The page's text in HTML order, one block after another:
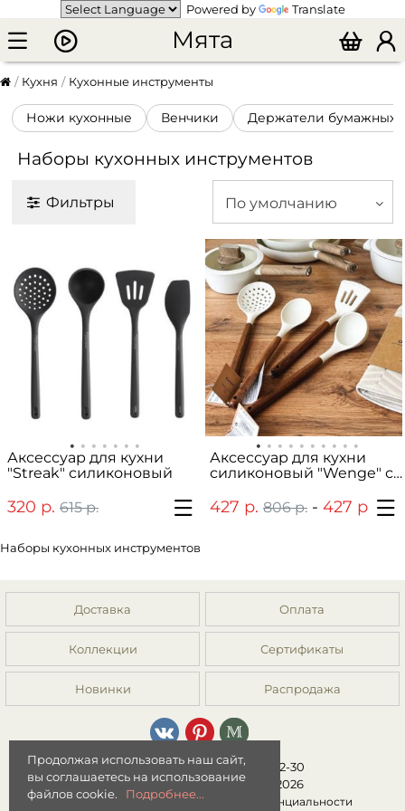
Powered by Translate
Мята
Кухня
Кухонные инструменты
Ножи кухонные Венчики Держатели бумажных
Наборы кухонных инструментов
Фильтры По умолчанию
Аксессуар для кухни
"Streak" силиконовый
320 р. 615 р.
Аксессуар для кухни
силиконовый "Wenge" с
427 р. 806 р. - 427 р. 821
Наборы кухонных инструментов
Доставка Оплата
Коллекции Сертификаты
Новинки Распродажа
8 (499) 392-01-44, 8 (977) 149-22-30
Интернет-магазин "Мята" © 2026
Публичная оферта |Политика конфиденциальности
Продолжая использовать наш сайт,
вы соглашаетесь на использование
файлов cookie.
Подробнее...